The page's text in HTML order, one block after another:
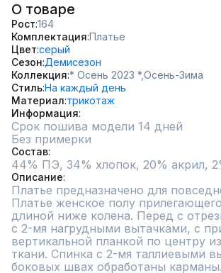
О товаре
Рост 164
Комплектация Платье
Цвет серый
Сезон Демисезон
Коллекция * Осень 2023 *,Осень-Зима
СтильНа каждый день
Материал трикотаж
Информация
Срок пошива модели 14 дней
Без примерки
Состав
44% ПЭ, 34% хлопок, 20% акрил,
Описание
Платье предназначено для
Платье женское полу
длиной ниже колена. Перед с
с 2-мя нагрудными вытачками, с
вертикальной планкой по центру
ткани. Спинка с 2-мя таллиевыми
боковых швах обработаны